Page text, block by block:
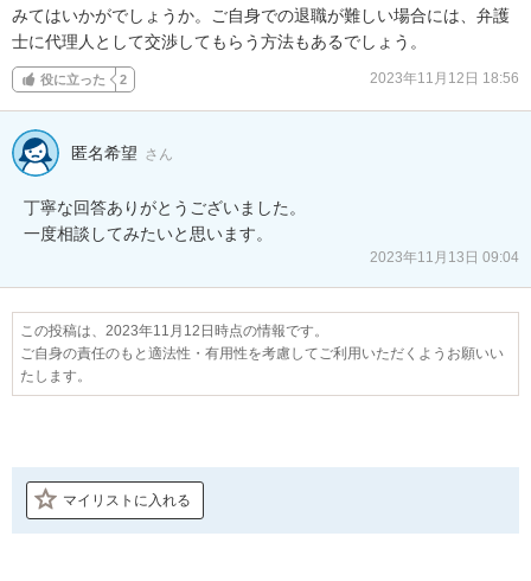
みてはいかがでしょうか。ご自身での退職が難しい場合には、弁護
士に代理人として交渉してもらう方法もあるでしょう。
役に立った 2 2023年11月12日 18:56
匿名希望 さん
丁寧な回答ありがとうございました。
一度相談してみたいと思います。
2023年11月13日 09:04
この投稿は、2023年11月12日時点の情報です。
ご自身の責任のもと適法性・有用性を考慮してご利用いただくようお願いい
たします。
マイリストに入れる